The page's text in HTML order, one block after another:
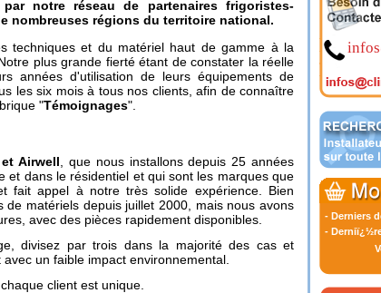
notre réseau de partenaires frigoristes-
nombreuses régions du territoire national.
techniques et du matériel haut de gamme à la
plus grande fierté étant de constater la réelle
années d'utilisation de leurs équipements de
les six mois à tous nos clients, afin de connaître
"Témoignages".
et Airwell , que nous installons depuis 25 années
et dans le résidentiel et qui sont les marques que
fait appel à notre très solide expérience. Bien
matériels depuis juillet 2000, mais nous avons
avec des pièces rapidement disponibles.
divisez par trois dans la majorité des cas et
un faible impact environnemental.
client est unique.
- Derniers
-